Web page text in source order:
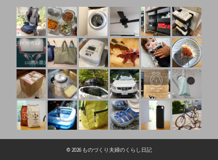
© 2026 ものづくり夫婦のくらし日記